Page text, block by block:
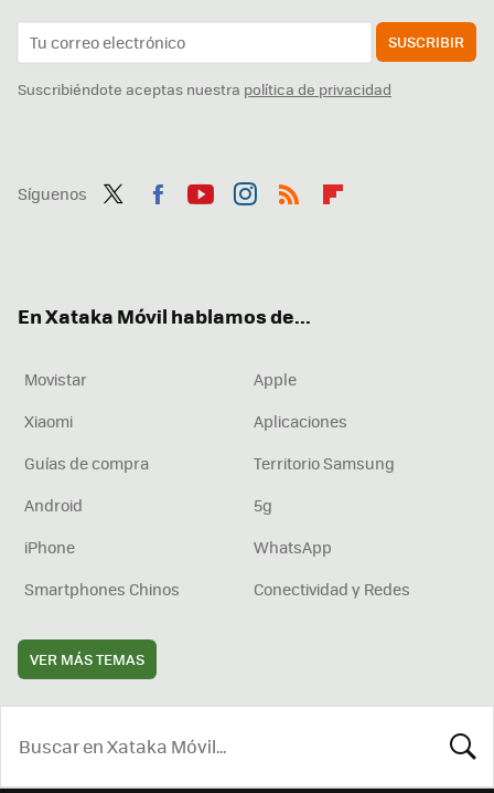
SUSCRIBIR
Suscribiéndote aceptas nuestra política de privacidad
Síguenos
En Xataka Móvil hablamos de...
Movistar
Apple
Xiaomi
Aplicaciones
Guías de compra
Territorio Samsung
Android
5g
iPhone
WhatsApp
Smartphones Chinos
Conectividad y Redes
VER MÁS TEMAS